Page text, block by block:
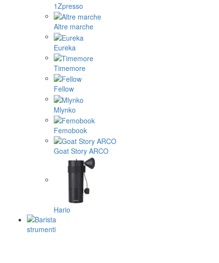
1Zpresso
Altre marche
Eureka
Timemore
Fellow
Mlynko
Femobook
Goat Story ARCO
Hario